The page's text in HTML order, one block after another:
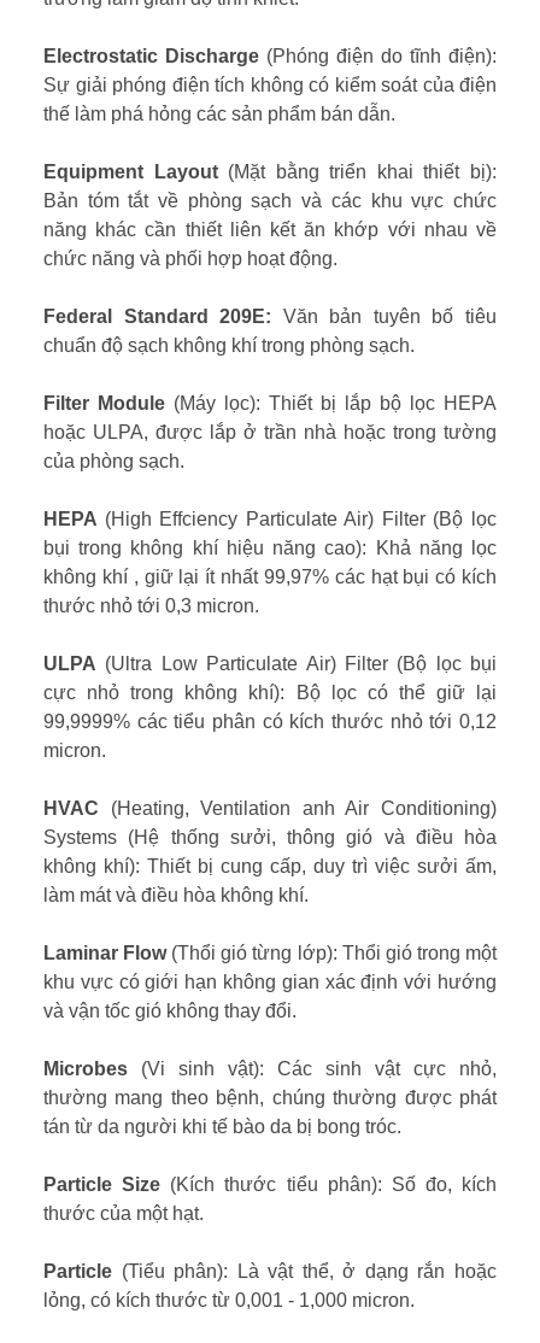
Electrostatic Discharge (Phóng điện do tĩnh điện):
Sự giải phóng điện tích không có kiểm soát của điện
thế làm phá hỏng các sản phẩm bán dẫn.
Equipment Layout (Mặt bằng triển khai thiết bị):
Bản tóm tắt về phòng sạch và các khu vực chức
năng khác cần thiết liên kết ăn khớp với nhau về
chức năng và phối hợp hoạt động.
Federal Standard 209E: Văn bản tuyên bố tiêu
chuẩn độ sạch không khí trong phòng sạch.
Filter Module (Máy lọc): Thiết bị lắp bộ lọc HEPA
hoặc ULPA, được lắp ở trần nhà hoặc trong tường
của phòng sạch.
HEPA (High Effciency Particulate Air) Filter (Bộ lọc
bụi trong không khí hiệu năng cao): Khả năng lọc
không khí , giữ lại ít nhất 99,97% các hạt bụi có kích
thước nhỏ tới 0,3 micron.
ULPA (Ultra Low Particulate Air) Filter (Bộ lọc bụi
cực nhỏ trong không khí): Bộ lọc có thể giữ lại
99,9999% các tiểu phân có kích thước nhỏ tới 0,12
micron.
HVAC (Heating, Ventilation anh Air Conditioning)
Systems (Hệ thống sưởi, thông gió và điều hòa
không khí): Thiết bị cung cấp, duy trì việc sưởi ấm,
làm mát và điều hòa không khí.
Laminar Flow(Thổi gió từng lớp): Thổi gió trong một
khu vực có giới hạn không gian xác định với hướng
và vận tốc gió không thay đổi.
Microbes (Vi sinh vật): Các sinh vật cực nhỏ,
thường mang theo bệnh, chúng thường được phát
tán từ da người khi tế bào da bị bong tróc.
Particle Size (Kích thước tiểu phân): Số đo, kích
thước của một hạt.
Particle (Tiểu phân): Là vật thể, ở dạng rắn hoặc
lỏng, có kích thước từ 0,001 - 1,000 micron.